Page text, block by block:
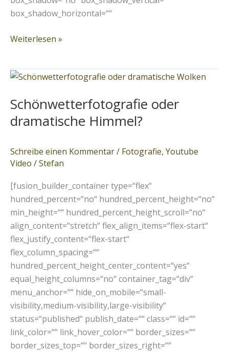
box_shadow_horizontal=““
Weiterlesen »
Schönwetterfotografie oder
dramatische Himmel?
Schreibe einen Kommentar/ Fotografie, Youtube
Video /Stefan
[fusion_builder_container type=“flex“
hundred_percent=“no“ hundred_percent_height=“no“
min_height=““ hundred_percent_height_scroll=“no“
align_content=“stretch“ flex_align_items=“flex-start“
flex_justify_content=“flex-start“
flex_column_spacing=““
hundred_percent_height_center_content=“yes“
equal_height_columns=“no“ container_tag=“div“
menu_anchor=““ hide_on_mobile=“small-
visibility,medium-visibility,large-visibility“
status=“published“ publish_date=““ class=““ id=““
link_color=““ link_hover_color=““ border_sizes=““
border_sizes_top=““ border_sizes_right=““
Schönwetterfotografie
dramatische
Himmel?